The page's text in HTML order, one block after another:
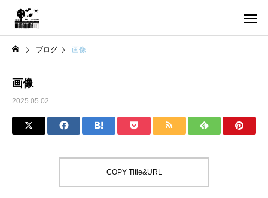
ブログ 画像
画像
2025.05.02
COPY Title&URL